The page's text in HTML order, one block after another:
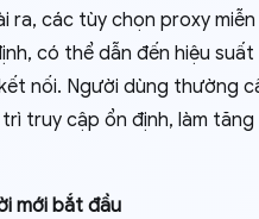
ra, các tùy chọn proxy
có thể dẫn đến hiệu suất
nối. Người dùng thường
truy cập ổn định, làm
mới bắt đầu